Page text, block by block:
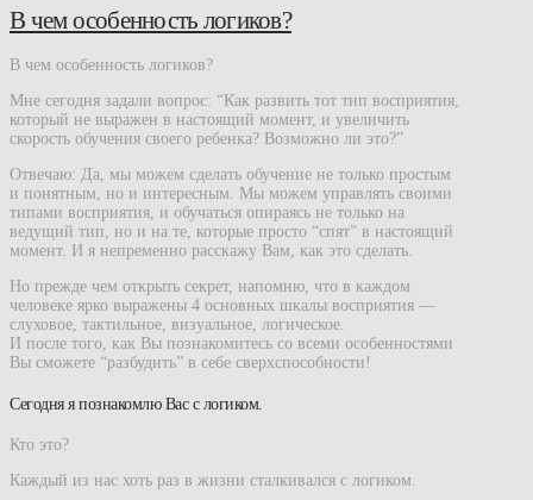
В чем особенность логиков?
В чем особенность логиков?
Мне сегодня задали вопрос: “Как развить тот тип восприятия,
который не выражен в настоящий момент, и увеличить
скорость обучения своего ребенка? Возможно ли это?”
Отвечаю: Да, мы можем сделать обучение не только простым
и понятным, но и интересным. Мы можем управлять своими
типами восприятия, и обучаться опираясь не только на
ведущий тип, но и на те, которые просто “спят” в настоящий
момент. И я непременно расскажу Вам, как это сделать.
Но прежде чем открыть секрет, напомню, что в каждом
человеке ярко выражены 4 основных шкалы восприятия —
слуховое, тактильное, визуальное, логическое.
И после того, как Вы познакомитесь со всеми особенностями
Вы сможете “разбудить” в себе сверхспособности!
Сегодня я познакомлю Вас с логиком.
Кто это?
Каждый из нас хоть раз в жизни сталкивался с логиком.